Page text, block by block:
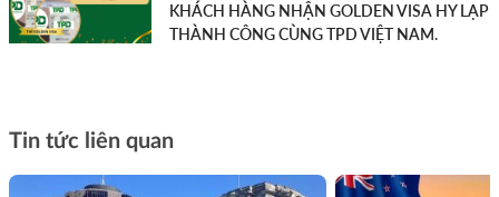
KHÁCH HÀNG NHẬN GOLDEN VISA HY LẠP
THÀNH CÔNG CÙNG TPD VIỆT NAM.
Tin tức liên quan